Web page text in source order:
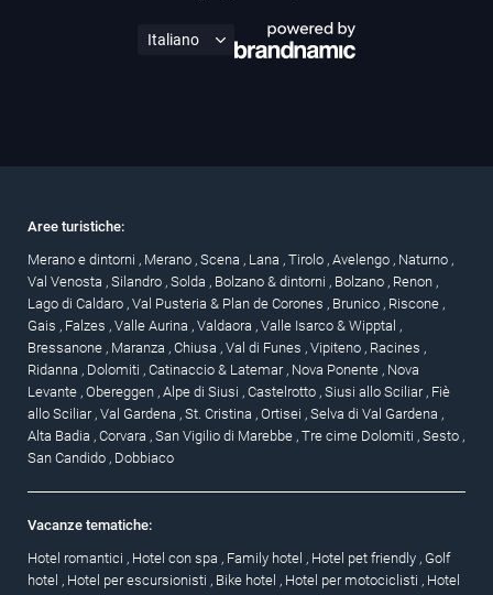
Aree turistiche:
Merano e dintorni , Merano , Scena , Lana , Tirolo , Avelengo , Naturno ,
Val Venosta , Silandro , Solda , Bolzano & dintorni , Bolzano , Renon ,
Lago di Caldaro , Val Pusteria & Plan de Corones , Brunico , Riscone ,
Gais , Falzes , Valle Aurina , Valdaora , Valle Isarco & Wipptal ,
Bressanone , Maranza , Chiusa , Val di Funes , Vipiteno , Racines ,
Ridanna , Dolomiti , Catinaccio & Latemar , Nova Ponente , Nova
Levante , Obereggen , Alpe di Siusi , Castelrotto , Siusi allo Sciliar , Fiè
allo Sciliar , Val Gardena , St. Cristina , Ortisei , Selva di Val Gardena ,
Alta Badia , Corvara , San Vigilio di Marebbe , Tre cime Dolomiti , Sesto ,
San Candido , Dobbiaco
Vacanze tematiche:
Hotel romantici , Hotel con spa , Family hotel , Hotel pet friendly , Golf
hotel , Hotel per escursionisti , Bike hotel , Hotel per motociclisti , Hotel